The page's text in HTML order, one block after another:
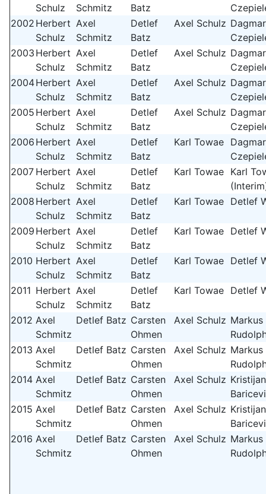
Schulz Schmitz Batz
2002 Herbert
Schulz
Axel
Schmitz
Detlef
Batz
Axel Schulz Dagmar
2003 Herbert
Schulz
Axel
Schmitz
Detlef
Batz
Axel Schulz Dagmar
2004Herbert
Schulz
Axel
Schmitz
Detlef
Batz
Axel Schulz Dagmar
2005 Herbert
Schulz
Axel
Schmitz
Detlef
Batz
Axel Schulz Dagmar
2006 Herbert
Schulz
Axel
Schmitz
Detlef
Batz
Karl Towae Dagmar
2007 Herbert
Schulz
Axel
Schmitz
Detlef
Batz
Karl Towae Karl
2008 Herbert
Schulz
Axel
Schmitz
Detlef
Batz
Karl Towae Detlef
2009 Herbert
Schulz
Axel
Schmitz
Detlef
Batz
Karl Towae Detlef
2010 Herbert
Schulz
Axel
Schmitz
Detlef
Batz
Karl Towae Detlef
2011 Herbert
Schulz
Axel
Schmitz
Detlef
Batz
Karl Towae Detlef
2012 Axel
Schmitz
Detlef Batz Carsten
Ohmen
Axel Schulz Markus
2013 Axel
Schmitz
Detlef Batz Carsten
Ohmen
Axel Schulz Markus
2014 Axel
Schmitz
Detlef Batz Carsten
Ohmen
Axel Schulz Kristijan
2015 Axel
Schmitz
Detlef Batz Carsten
Ohmen
Axel Schulz Kristijan
2016 Axel
Schmitz
Detlef Batz Carsten
Ohmen
Axel Schulz Markus